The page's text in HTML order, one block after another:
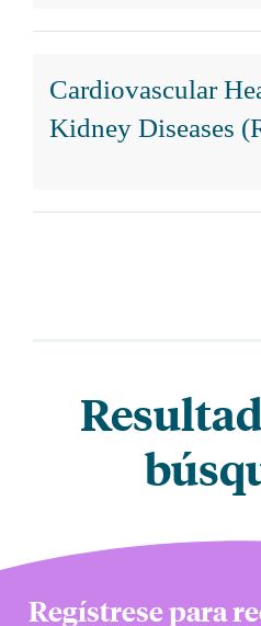
Cardiovascular
Kidney Diseases
Regístrese para